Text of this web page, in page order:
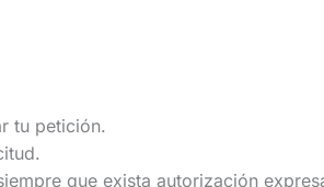
tu petición.
que exista autorización